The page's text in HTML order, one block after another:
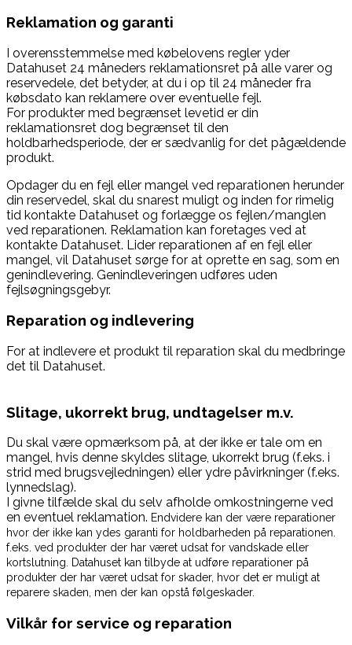
Reklamation og garanti
I overensstemmelse med købelovens regler yder
Datahuset 24 måneders reklamationsret på alle varer og
reservedele, det betyder, at du i op til 24 måneder fra
købsdato kan reklamere over eventuelle fejl.
For produkter med begrænset levetid er din
reklamationsret dog begrænset til den
holdbarhedsperiode, der er sædvanlig for det pågældende
produkt.
Opdager du en fejl eller mangel ved reparationen herunder
din reservedel, skal du snarest muligt og inden for rimelig
tid kontakte Datahuset og forlægge os fejlen/manglen
ved reparationen. Reklamation kan foretages ved at
kontakte Datahuset. Lider reparationen af en fejl eller
mangel, vil Datahuset sørge for at oprette en sag, som en
genindlevering. Genindleveringen udføres uden
fejlsøgningsgebyr.
Reparation og indlevering
For at indlevere et produkt til reparation skal du medbringe
det til Datahuset.
Slitage, ukorrekt brug, undtagelser m.v.
Du skal være opmærksom på, at der ikke er tale om en
mangel, hvis denne skyldes slitage, ukorrekt brug (f.eks. i
strid med brugsvejledningen) eller ydre påvirkninger (f.eks.
lynnedslag).
I givne tilfælde skal du selv afholde omkostningerne ved
en eventuel reklamation. Endvidere kan der være reparationer
hvor der ikke kan ydes garanti for holdbarheden på reparationen.
f.eks. ved produkter der har været udsat for vandskade eller
kortslutning. Datahuset kan tilbyde at udføre reparationer på
produkter der har været udsat for skader, hvor det er muligt at
reparere skaden, men der kan opstå følgeskader.
Vilkår for service og reparation